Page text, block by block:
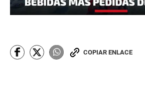
COPIAR ENLACE